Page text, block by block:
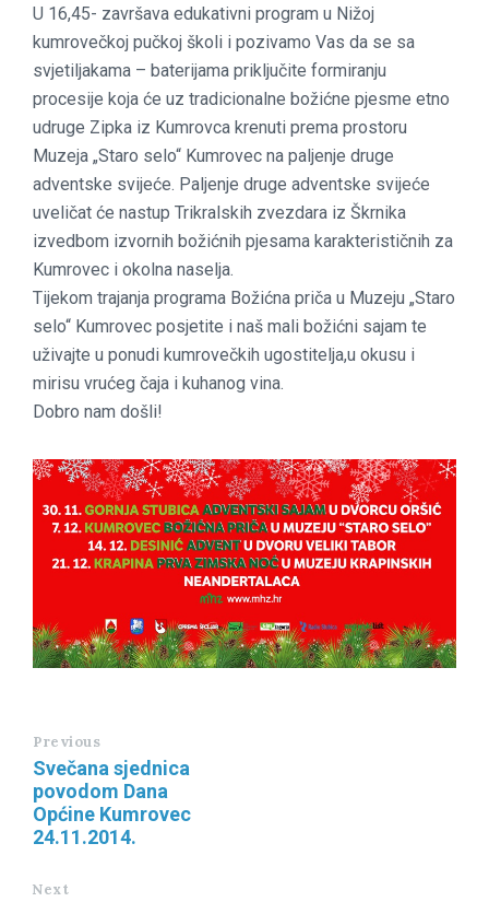
U 16,45- završava edukativni program u Nižoj
kumrovečkoj pučkoj školi i pozivamo Vas da se sa
svjetiljakama – baterijama priključite formiranju
procesije koja će uz tradicionalne božićne pjesme etno
udruge Zipka iz Kumrovca krenuti prema prostoru
Muzeja „Staro selo“ Kumrovec na paljenje druge
adventske svijeće. Paljenje druge adventske svijeće
uveličat će nastup Trikralskih zvezdara iz Škrnika
izvedbom izvornih božićnih pjesama karakterističnih za
Kumrovec i okolna naselja.
Tijekom trajanja programa Božićna priča u Muzeju „Staro
selo“ Kumrovec posjetite i naš mali božićni sajam te
uživajte u ponudi kumrovečkih ugostitelja,u okusu i
mirisu vrućeg čaja i kuhanog vina.
Dobro nam došli!
Previous
Svečana sjednica
povodom Dana
Općine Kumrovec
24.11.2014.
Next